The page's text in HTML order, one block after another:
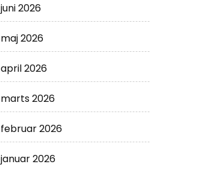
juni 2026
maj 2026
april 2026
marts 2026
februar 2026
januar 2026